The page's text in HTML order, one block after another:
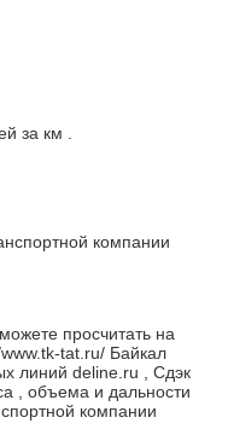
за км .
компании
просчитать на
tat.ru/ Байкал
линий deline.ru , Сдэк
, объема и дальности
компании